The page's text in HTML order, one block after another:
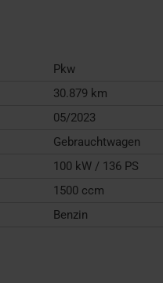
Pkw
30.879 km
05/2023
Gebrauchtwagen
100 kW / 136 PS
1500 ccm
Benzin